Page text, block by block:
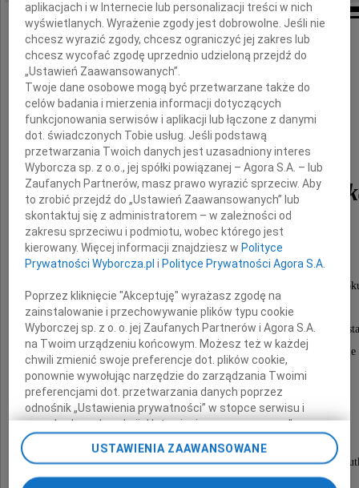
Barbara
Rodzynkiewicz-
kochana Żona, Mama i Babcia.
Przeżywszy lat 78, zmarła dnia 4 lutego 2012
Msza święta żałobna przy Zmarłej odprawiona
w poniedziałek, dnia 13 lutego 2012 roku, o godzinie
w kaplicy na Cmentarzu Rakowickim,
po czym nastąpi odprowadzenie Zmarłej
na miejsce wiecznego spoczynku.
O czym zawiadamiają pogrążeni w głębokim
aplikacjach i w Internecie lub personalizacji treści w nich
wyświetlanych. Wyrażenie zgody jest dobrowolne. Jeśli nie
chcesz wyrazić zgody, chcesz ograniczyć jej zakres lub
chcesz wycofać zgodę uprzednio udzieloną przejdź do
„Ustawień Zaawansowanych”.
Twoje dane osobowe mogą być przetwarzane także do
celów badania i mierzenia informacji dotyczących
funkcjonowania serwisów i aplikacji lub łączone z danymi
dot. świadczonych Tobie usług. Jeśli podstawą
przetwarzania Twoich danych jest uzasadniony interes
Wyborcza sp. z o.o., jej spółki powiązanej – Agora S.A. – lub
Zaufanych Partnerów, masz prawo wyrazić sprzeciw. Aby
to zrobić przejdź do „Ustawień Zaawansowanych” lub
skontaktuj się z administratorem – w zależności od
zakresu sprzeciwu i podmiotu, wobec którego jest
kierowany. Więcej informacji znajdziesz w Polityce
Prywatności Wyborcza.pl i Polityce Prywatności Agora S.A.
Poprzez kliknięcie "Akceptuję" wyrażasz zgodę na
zainstalowanie i przechowywanie plików typu cookie
Wyborczej sp. z o. o. jej Zaufanych Partnerów i Agora S.A.
na Twoim urządzeniu końcowym. Możesz też w każdej
chwili zmienić swoje preferencje dot. plików cookie,
ponownie wywołując narzędzie do zarządzania Twoimi
preferencjami dot. przetwarzania danych poprzez
odnośnik „Ustawienia prywatności” w stopce serwisu i
przechodząc do sekcji „Ustawienia zaawansowane”.
Zmiana ustawień plików cookie możliwa jest także za
pomocą ustawień przeglądarki.
USTAWIENIA ZAAWANSOWANE